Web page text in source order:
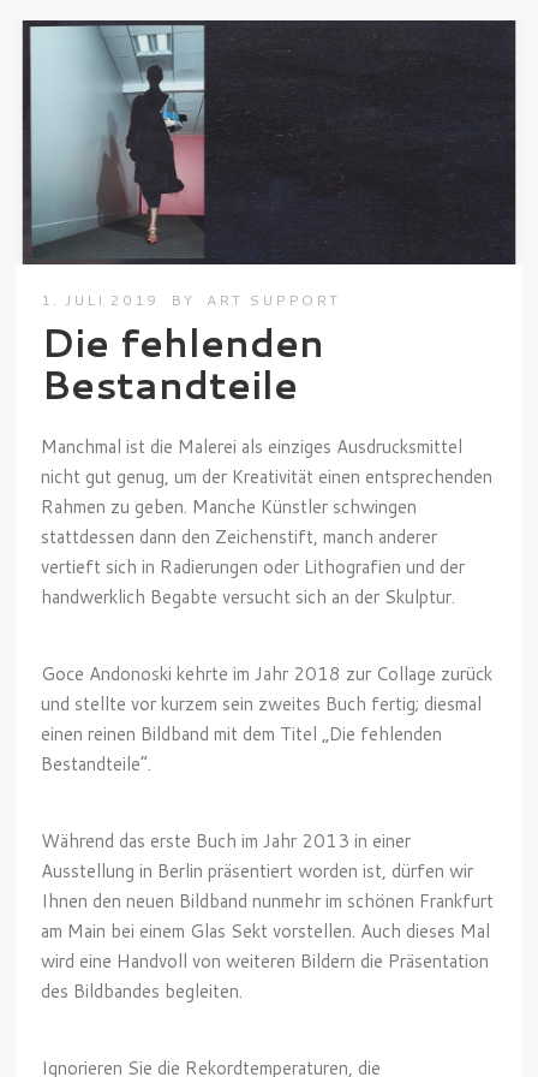
1. JULI 2019 BY ART SUPPORT
Die fehlenden
Bestandteile
Manchmal ist die Malerei als einziges Ausdrucksmittel
nicht gut genug, um der Kreativität einen entsprechenden
Rahmen zu geben. Manche Künstler schwingen
stattdessen dann den Zeichenstift, manch anderer
vertieft sich in Radierungen oder Lithografien und der
handwerklich Begabte versucht sich an der Skulptur.
Goce Andonoski kehrte im Jahr 2018 zur Collage zurück
und stellte vor kurzem sein zweites Buch fertig; diesmal
einen reinen Bildband mit dem Titel „Die fehlenden
Bestandteile“.
Während das erste Buch im Jahr 2013 in einer
Ausstellung in Berlin präsentiert worden ist, dürfen wir
Ihnen den neuen Bildband nunmehr im schönen Frankfurt
am Main bei einem Glas Sekt vorstellen. Auch dieses Mal
wird eine Handvoll von weiteren Bildern die Präsentation
des Bildbandes begleiten.
Ignorieren Sie die Rekordtemperaturen, die